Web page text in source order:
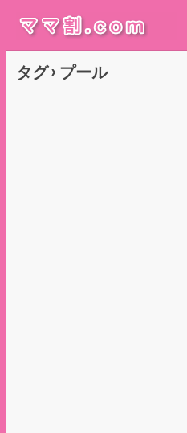
タグ › プール